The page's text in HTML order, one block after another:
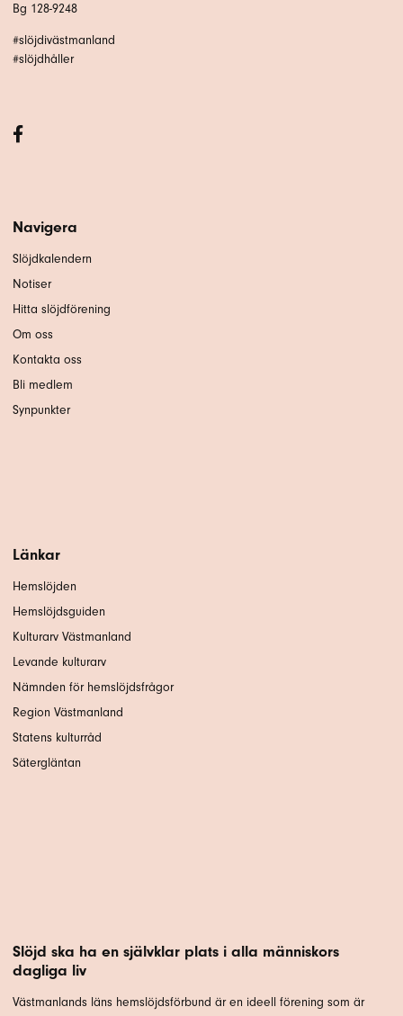
Bg 128-9248
#slöjdivästmanland
#slöjdhåller
Navigera
Slöjdkalendern
Notiser
Hitta slöjdförening
Om oss
Kontakta oss
Bli medlem
Synpunkter
Länkar
Hemslöjden
Hemslöjdsguiden
Kulturarv Västmanland
Levande kulturarv
Nämnden för hemslöjdsfrågor
Region Västmanland
Statens kulturråd
Sätergläntan
Slöjd ska ha en självklar plats i alla människors
dagliga liv
Västmanlands läns hemslöjdsförbund är en ideell förening som är